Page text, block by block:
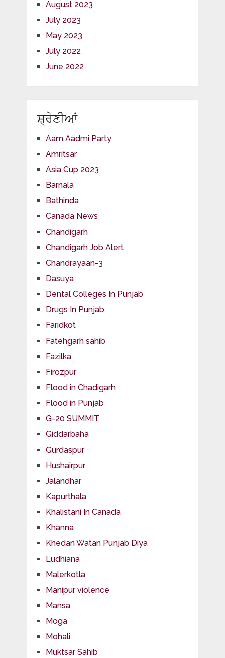
August 2023
July 2023
May 2023
July 2022
June 2022
ਸ਼੍ਰੇਣੀਆਂ
Aam Aadmi Party
Amritsar
Asia Cup 2023
Barnala
Bathinda
Canada News
Chandigarh
Chandigarh Job Alert
Chandrayaan-3
Dasuya
Dental Colleges In Punjab
Drugs In Punjab
Faridkot
Fatehgarh sahib
Fazilka
Firozpur
Flood in Chadigarh
Flood in Punjab
G-20 SUMMIT
Giddarbaha
Gurdaspur
Hushairpur
Jalandhar
Kapurthala
Khalistani In Canada
Khanna
Khedan Watan Punjab Diya
Ludhiana
Malerkotla
Manipur violence
Mansa
Moga
Mohali
Muktsar Sahib